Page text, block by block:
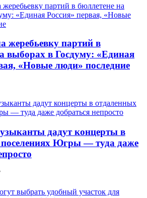
жеребьевку партий в
выборах в Госдуму: «Единая
«Новые люди» последние
дадут концерты в
Югры — туда даже